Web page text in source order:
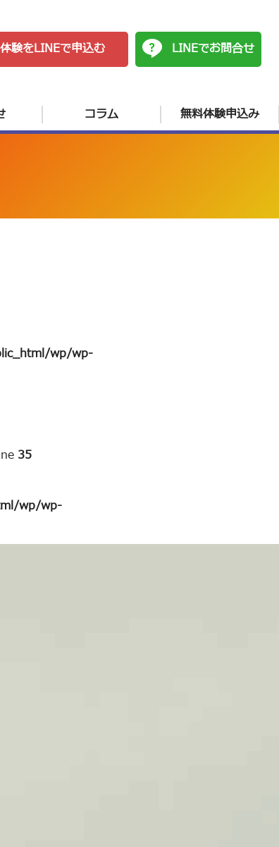
験をLINEで申込む LINEでお問合せ
コラム 無料体験申込み
wp/wp-
35
wp/wp-